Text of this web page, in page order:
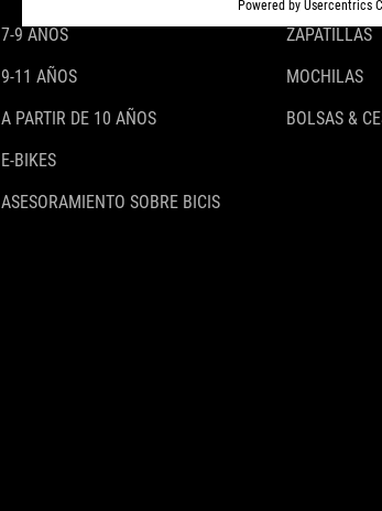
7-9 AÑOS
9-11 AÑOS
A PARTIR DE 10 AÑOS
E-BIKES
ASESORAMIENTO SOBRE BICIS
ZAPATILLAS
MOCHILAS
BOLSAS &